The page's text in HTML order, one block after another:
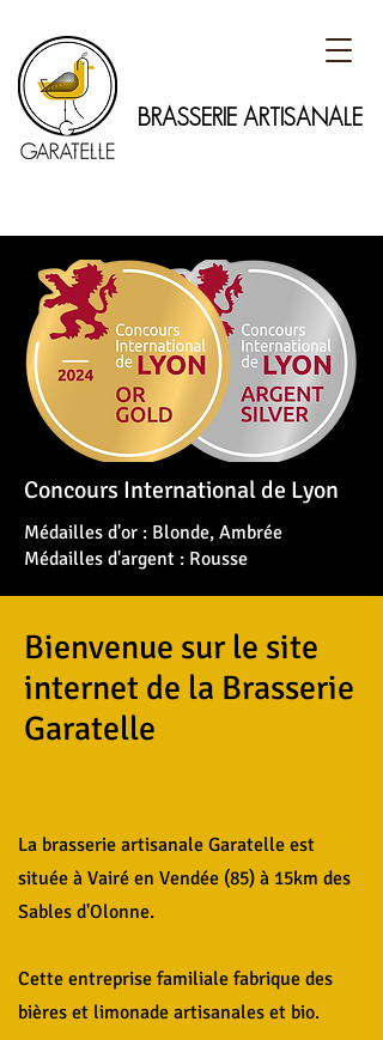
BRASSERIE ARTISANALE
Concours International de Lyon
Médailles d'or : Blonde, Ambrée
Médailles d'argent : Rousse
Bienvenue sur le site
internet de la Brasserie
Garatelle
La brasserie artisanale Garatelle est
située à Vairé en Vendée (85) à 15km des
Sables d'Olonne.
Cette entreprise familiale fabrique des
bières et limonade artisanales et bio.